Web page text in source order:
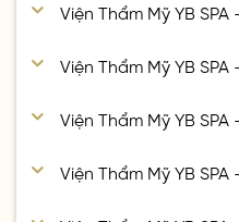
Viện Thẩm Mỹ YB
Viện Thẩm Mỹ YB
Viện Thẩm Mỹ YB
Viện Thẩm Mỹ YB SPA